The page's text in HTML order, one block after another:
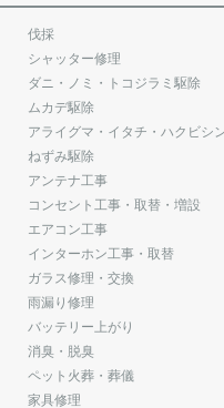
伐採
シャッター修理
ダニ・ノミ・トコジラミ駆除
ムカデ駆除
アライグマ・イタチ・ハクビシ
ねずみ駆除
アンテナ工事
コンセント工事・取替・増設
エアコン工事
インターホン工事・取替
ガラス修理・交換
雨漏り修理
バッテリー上がり
消臭・脱臭
ペット火葬・葬儀
家具修理